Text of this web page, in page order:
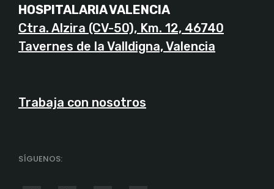
HOSPITALARIA VALENCIA
Ctra. Alzira (CV-50), Km. 12, 46740
Tavernes de la Valldigna, Valencia
Trabaja con nosotros
SÍGUENOS: